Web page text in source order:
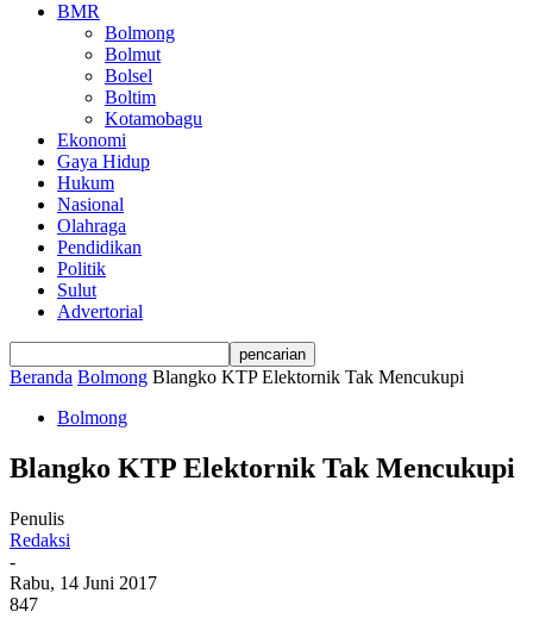
BMR
Bolmong
Bolmut
Bolsel
Boltim
Kotamobagu
Ekonomi
Gaya Hidup
Hukum
Nasional
Olahraga
Pendidikan
Politik
Sulut
Advertorial
Beranda Bolmong Blangko KTP Elektornik Tak Mencukupi
Bolmong
Blangko KTP Elektornik Tak Mencukupi
Penulis
Redaksi
-
Rabu, 14 Juni 2017
847